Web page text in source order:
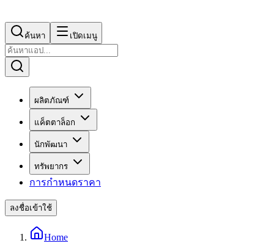
ค้นหา เปิดเมนู
ผลิตภัณฑ์
แค็ตตาล็อก
นักพัฒนา
ทรัพยากร
การกำหนดราคา
ลงชื่อเข้าใช้
Home